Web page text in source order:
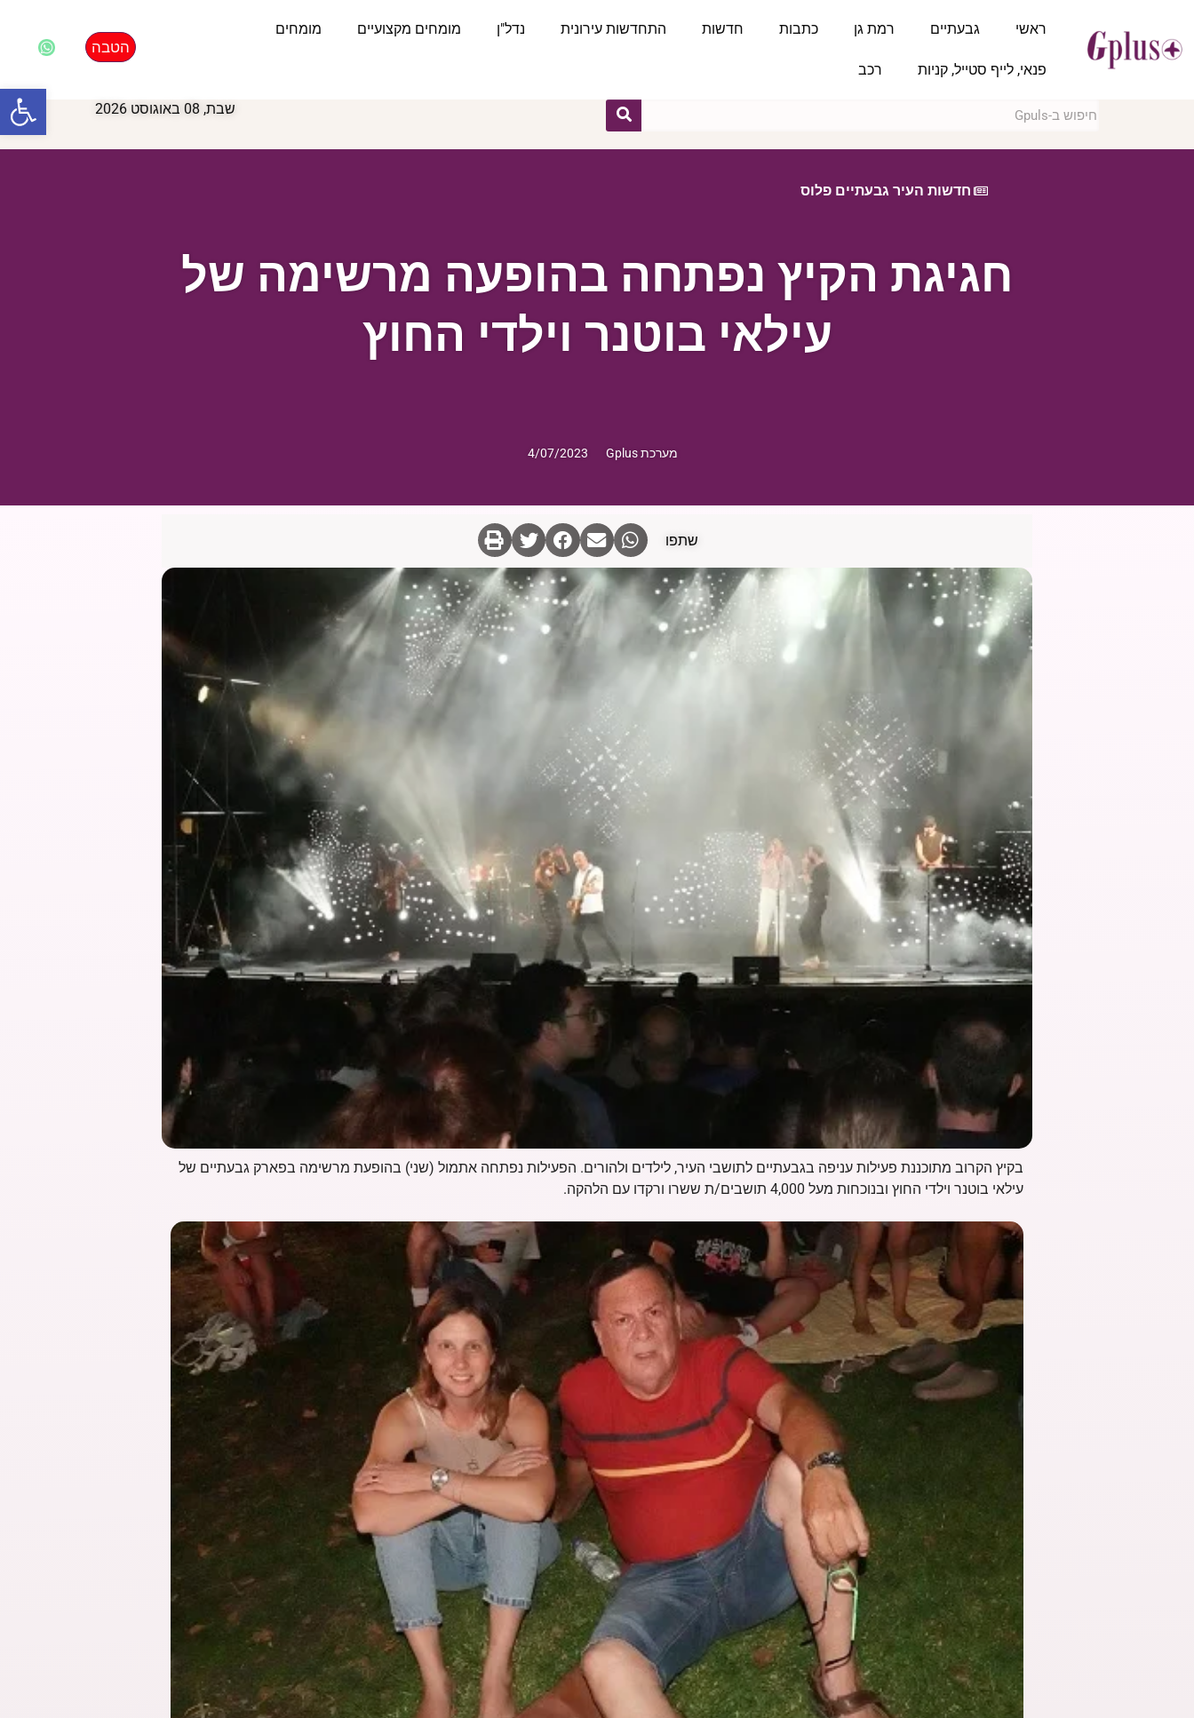
ראשי גבעתיים רמת גן כתבות חדשות התחדשות עירונית נדל"ן מומחים מקצועיים מומחים
פנאי, לייף סטייל, קניות רכב
הטבה
שבת, 08 באוגוסט 2026
חדשות העיר גבעתיים פלוס
חגיגת הקיץ נפתחה בהופעה מרשימה של
עילאי בוטנר וילדי החוץ
מערכת Gplus 4/07/2023
שתפו
בקיץ הקרוב מתוכננת פעילות עניפה בגבעתיים לתושבי העיר, לילדים ולהורים. הפעילות נפתחה אתמול (שני) בהופעת מרשימה בפארק גבעתיים של
עילאי בוטנר וילדי החוץ ובנוכחות מעל 4,000 תושבים/ת ששרו ורקדו עם הלהקה.
פתח